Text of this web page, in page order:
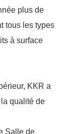
plus de
tous les types
à surface
KKR a
qualité de
Salle de